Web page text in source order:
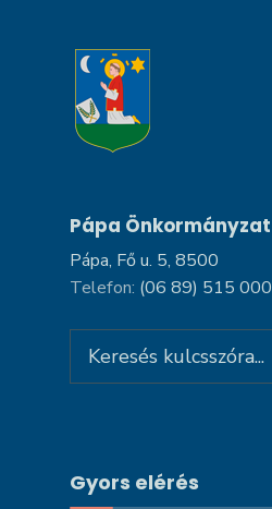
Pápa Önkormányzat
Pápa, Fő u. 5, 8500
Telefon: (06 89) 515 000
for:
Gyors elérés